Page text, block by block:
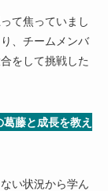
て焦っていまし
、チームメンバ
をして挑戦した
藤と成長を教え
い状況から学ん